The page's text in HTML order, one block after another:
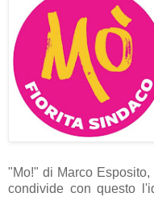
"Mo!" di Marco
condivide con questo